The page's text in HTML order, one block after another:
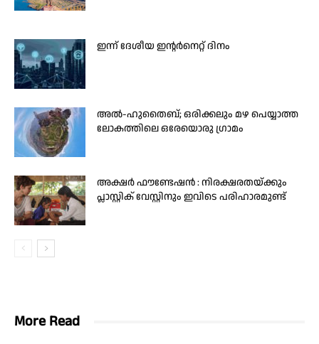
ഇന്ന് ദേശീയ ഇന്റർനെറ്റ് ദിനം
അൽ-ഹുതൈബ്; ഒരിക്കലും മഴ പെയ്യാത്ത
ലോകത്തിലെ ഒരേയൊരു ഗ്രാമം
അക്ഷർ ഫൗണ്ടേഷൻ : നിരക്ഷരതയ്ക്കും
പ്ലാസ്റ്റിക് വേസ്റ്റിനും ഇവിടെ പരിഹാരമുണ്ട്
More Read